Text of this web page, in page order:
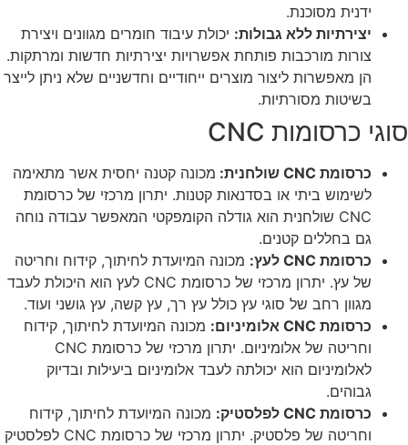
ידנית מסוכנת.
יצירתיות ללא גבולות: יכולת עיבוד חומרים מגוונים ויצירת
צורות מורכבות פותחת אפשרויות יצירתיות חדשות ומרתקות.
הן מאפשרות ליצור מוצרים ייחודיים וחדשניים שלא ניתן לייצר
בשיטות מסורתיות.
סוגי כרסומות CNC
כרסומת CNC שולחנית: מכונה קטנה יחסית אשר מתאימה
לשימוש ביתי או בסדנאות קטנות. יתרון מרכזי של כרסומת
CNC שולחנית הוא גודלה הקומפקטי המאפשר עבודה נוחה
גם בחללים קטנים.
כרסומת CNC לעץ: מכונה המיועדת לחיתוך, קידוח וחריטה
של עץ. יתרון מרכזי של כרסומת CNC לעץ הוא היכולת לעבד
מגוון רחב של סוגי עץ כולל עץ רך, עץ קשה, עץ גושני ועוד.
כרסומת CNC אלומיניום: מכונה המיועדת לחיתוך, קידוח
וחריטה של אלומיניום. יתרון מרכזי של כרסומת CNC
לאלומיניום הוא יכולתה לעבד אלומיניום ביעילות ובדיוק
גבוהים.
כרסומת CNC לפלסטיק: מכונה המיועדת לחיתוך, קידוח
וחריטה של פלסטיק. יתרון מרכזי של כרסומת CNC לפלסטיק